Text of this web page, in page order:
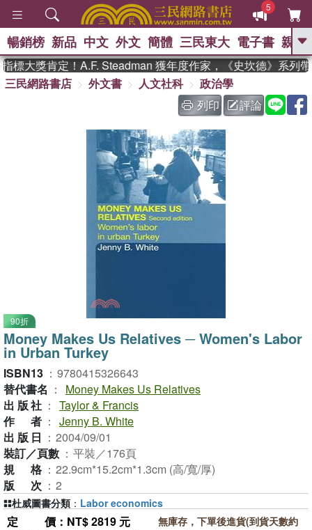
5
GO
熱搜： 東野圭吾 、 高希均教授回憶錄
The Odyssey 、 父親節 、 如果歷
史是一群喵 、 暑期推薦 、 國際布克
獎 臺灣漫遊錄 、 方念華
登輝時代 、 數學女孩：黎曼猜想
偉大的迷走神經
暢銷榜 新品 中文 外文 簡體 三民東大 電子書 親子
大獎肯定！A.F. Steadman 獲年度作家，《史坎德》系列帶
三民網路書店
外文書 人文社科
政治學
列印
評論
90折
Money Makes Us Relatives ─ Women's Labor
in Urban Turkey
ISBN13 ： 9780415326643
替代書名 ：
Money Makes Us Relatives
出版社 ： Taylor & Francis
作者 ： Jenny B. White
出版日 ： 2004/09/01
裝訂／頁數 ： 平裝／176頁
規格 ： 22.9cm*15.2cm*1.3cm (高/寬/厚)
版次 ： 2
定價 ：NT$ 2819 元
無庫存，下單後進貨(到貨天數約
杜威圖書分類 ： Labor economics